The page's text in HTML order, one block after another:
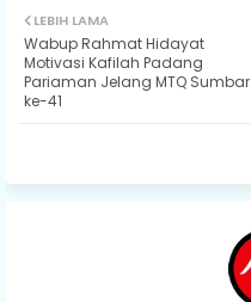
LEBIH LAMA
Wabup Rahmat Hidayat
Motivasi Kafilah Padang
Pariaman Jelang MTQ Sumbar
ke-41